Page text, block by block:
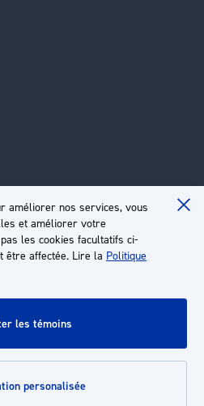
améliorer nos services, vous
et améliorer votre
les cookies facultatifs ci-
être affectée. Lire la Politique
les témoins
personalisée